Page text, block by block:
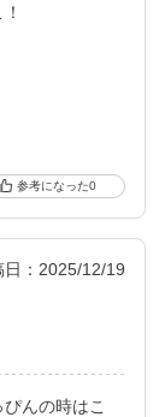
労わりながらも
0
日：2025/12/19
んの時はこ